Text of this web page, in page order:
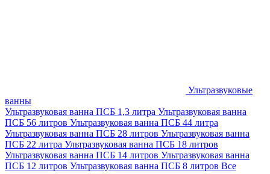
Ультразвуковые
ванны
Ультразвуковая ванна ПСБ 1,3 литра Ультразвуковая ванна
ПСБ 56 литров Ультразвуковая ванна ПСБ 44 литра
Ультразвуковая ванна ПСБ 28 литров Ультразвуковая ванна
ПСБ 22 литра Ультразвуковая ванна ПСБ 18 литров
Ультразвуковая ванна ПСБ 14 литров Ультразвуковая ванна
ПСБ 12 литров Ультразвуковая ванна ПСБ 8 литров Все